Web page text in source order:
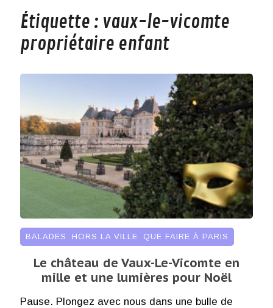
Étiquette : vaux-le-vicomte
propriétaire enfant
BALADES HORS LA VILLE QUE FAIRE À PARIS
Le château de Vaux-Le-Vicomte en
mille et une lumières pour Noël
Pause. Plongez avec nous dans une bulle de